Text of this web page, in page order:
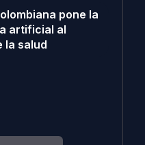
pone la
artificial al
la salud